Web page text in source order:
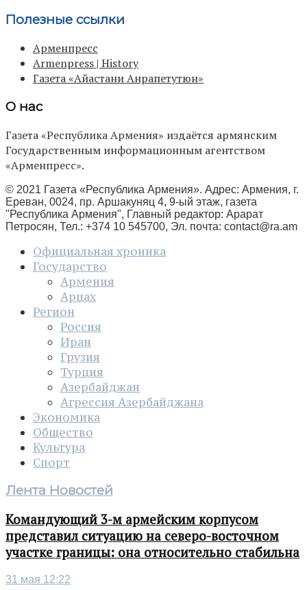
Полезные ссылки
Арменпресс
Armenpress | History
Газета «Айастани Анрапетутюн»
О нас
Газета «Республика Армения» издаётся армянским
Государственным информационным агентством
«Арменпресс».
© 2021 Газета «Республика Армения». Адрес: Армения, г.
Ереван, 0024, пр. Аршакуняц 4, 9-ый этаж, газета
"Республика Армения", Главный редактор: Арарат
Петросян, Тел.: +374 10 545700, Эл. почта: contact@ra.am
Официальная хроника
Государство
Армения
Арцах
Регион
Россия
Иран
Грузия
Турция
Азербайджан
Агрессия Азербайджана
Экономика
Общество
Культура
Спорт
Лента Новостей
Командующий 3-м армейским корпусом
представил ситуацию на северо-восточном
участке границы: она относительно стабильна
31 мая 12:22